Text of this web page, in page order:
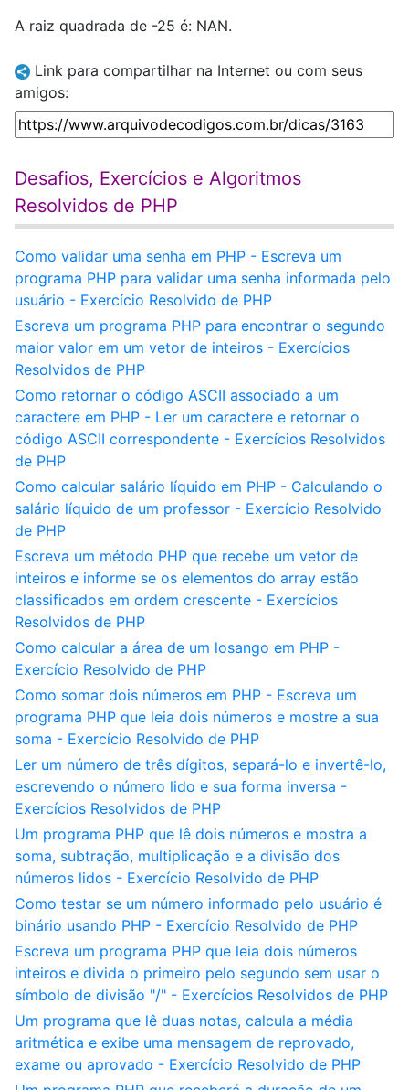
A raiz quadrada de -25 é: NAN.
Link para compartilhar na Internet ou com seus
amigos:
Desafios, Exercícios e Algoritmos
Resolvidos de PHP
Como validar uma senha em PHP - Escreva um
programa PHP para validar uma senha informada pelo
usuário - Exercício Resolvido de PHP
Escreva um programa PHP para encontrar o segundo
maior valor em um vetor de inteiros - Exercícios
Resolvidos de PHP
Como retornar o código ASCII associado a um
caractere em PHP - Ler um caractere e retornar o
código ASCII correspondente - Exercícios Resolvidos
de PHP
Como calcular salário líquido em PHP - Calculando o
salário líquido de um professor - Exercício Resolvido
de PHP
Escreva um método PHP que recebe um vetor de
inteiros e informe se os elementos do array estão
classificados em ordem crescente - Exercícios
Resolvidos de PHP
Como calcular a área de um losango em PHP -
Exercício Resolvido de PHP
Como somar dois números em PHP - Escreva um
programa PHP que leia dois números e mostre a sua
soma - Exercício Resolvido de PHP
Ler um número de três dígitos, separá-lo e invertê-lo,
escrevendo o número lido e sua forma inversa -
Exercícios Resolvidos de PHP
Um programa PHP que lê dois números e mostra a
soma, subtração, multiplicação e a divisão dos
números lidos - Exercício Resolvido de PHP
Como testar se um número informado pelo usuário é
binário usando PHP - Exercício Resolvido de PHP
Escreva um programa PHP que leia dois números
inteiros e divida o primeiro pelo segundo sem usar o
símbolo de divisão "/" - Exercícios Resolvidos de PHP
Um programa que lê duas notas, calcula a média
aritmética e exibe uma mensagem de reprovado,
exame ou aprovado - Exercício Resolvido de PHP